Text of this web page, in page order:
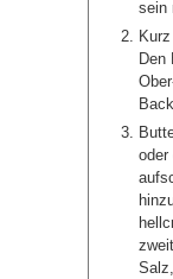
sein
Den
oder